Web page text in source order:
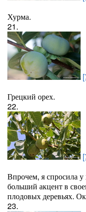
Хурма.
21.
Грецкий орех.
22.
Впрочем, я спросила у
больший акцент в
плодовых деревьях.
23.